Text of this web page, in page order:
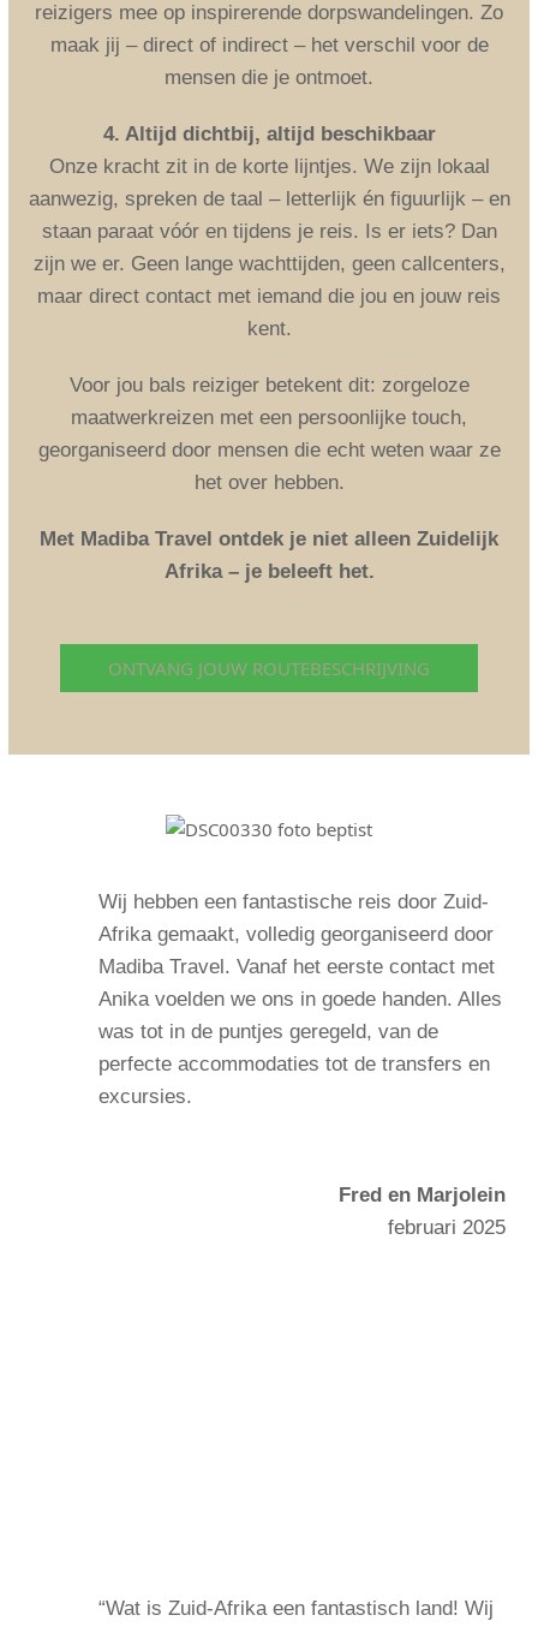
reizigers mee op inspirerende dorpswandelingen. Zo
maak jij – direct of indirect – het verschil voor de
mensen die je ontmoet.
4. Altijd dichtbij, altijd beschikbaar
Onze kracht zit in de korte lijntjes. We zijn lokaal
aanwezig, spreken de taal – letterlijk én figuurlijk – en
staan paraat vóór en tijdens je reis. Is er iets? Dan
zijn we er. Geen lange wachttijden, geen callcenters,
maar direct contact met iemand die jou en jouw reis
kent.
Voor jou bals reiziger betekent dit: zorgeloze
maatwerkreizen met een persoonlijke touch,
georganiseerd door mensen die echt weten waar ze
het over hebben.
Met Madiba Travel ontdek je niet alleen Zuidelijk
Afrika – je beleeft het.
ONTVANG JOUW ROUTEBESCHRIJVING
Wij hebben een fantastische reis door Zuid-
Afrika gemaakt, volledig georganiseerd door
Madiba Travel. Vanaf het eerste contact met
Anika voelden we ons in goede handen. Alles
was tot in de puntjes geregeld, van de
perfecte accommodaties tot de transfers en
excursies.
Fred en Marjolein
februari 2025
“Wat is Zuid-Afrika een fantastisch land! Wij